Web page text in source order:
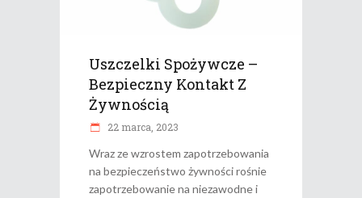
Uszczelki Spożywcze –
Bezpieczny Kontakt Z
Żywnością
22 marca, 2023
Wraz ze wzrostem zapotrzebowania
na bezpieczeństwo żywności rośnie
zapotrzebowanie na niezawodne i